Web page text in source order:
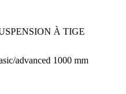
À TIGE
advanced 1000 mm